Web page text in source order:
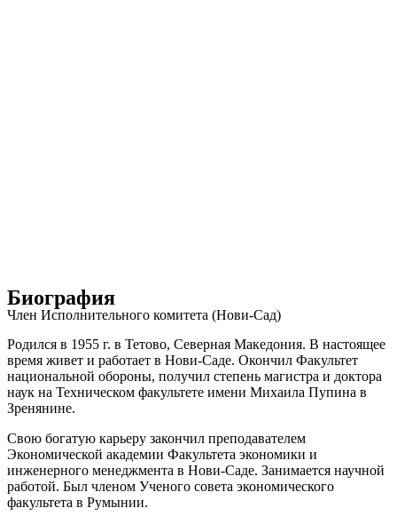
Биография
Член Исполнительного комитета (Нови-Сад)
Родился в 1955 г. в Тетово, Северная Македония. В настоящее
время живет и работает в Нови-Саде. Окончил Факультет
национальной обороны, получил степень магистра и доктора
наук на Техническом факультете имени Михаила Пупина в
Зренянине.
Свою богатую карьеру закончил преподавателем
Экономической академии Факультета экономики и
инженерного менеджмента в Нови-Саде. Занимается научной
работой. Был членом Ученого совета экономического
факультета в Румынии.